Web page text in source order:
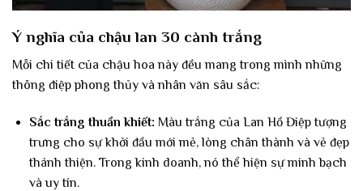
Ý nghĩa của chậu lan 30 cành trắng
Mỗi chi tiết của chậu hoa này đều mang trong mình những
thông điệp phong thủy và nhân văn sâu sắc:
Sắc trắng thuần khiết: Màu trắng của Lan Hồ Điệp tượng
trưng cho sự khởi đầu mới mẻ, lòng chân thành và vẻ đẹp
thánh thiện. Trong kinh doanh, nó thể hiện sự minh bạch
và uy tín.